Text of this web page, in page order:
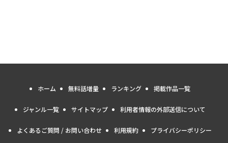
ホーム 無料話増量 ランキング 掲載作品一覧
ジャンル一覧 サイトマップ 利用者情報の外部送信について
よくあるご質問 / お問い合わせ 利用規約 プライバシーポリシー